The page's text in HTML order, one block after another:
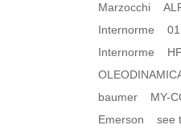
Marzocchi
Internorme
Internorme
baumer MY-
Emerson see